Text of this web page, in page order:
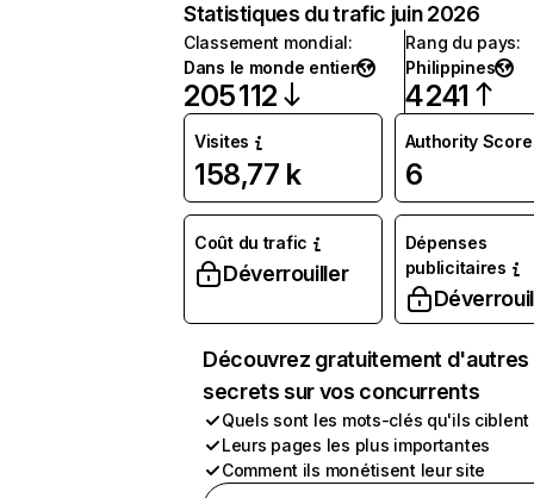
Statistiques du trafic juin 2026
Classement mondial:
Dans le monde entier
205 112
Rang du pays:
Philippines
4 241
Visites
158,77 k
Authority Score
6
Coût du trafic
Déverrouiller
Dépenses
publicitaires
Découvrez gratuitement d'autres
secrets sur vos concurrents
Quels sont les mots-clés qu'ils ciblent
Leurs pages les plus importantes
Comment ils monétisent leur site